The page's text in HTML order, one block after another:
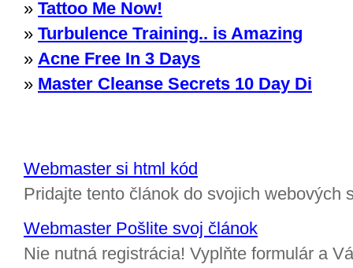
» Tattoo Me Now!
» Turbulence Training.. is Amazing
» Acne Free In 3 Days
» Master Cleanse Secrets 10 Day Di
Webmaster si html kód
Pridajte tento článok do svojich webových
Webmaster Pošlite svoj článok
Nie nutná registrácia! Vyplňte formulár a